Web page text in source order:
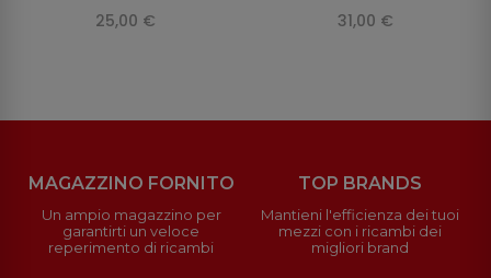
25,00 € 31,00 €
MAGAZZINO FORNITO
Un ampio magazzino per
garantirti un veloce
reperimento di ricambi
TOP BRANDS
Mantieni l'efficienza dei tuoi
mezzi con i ricambi dei
migliori brand